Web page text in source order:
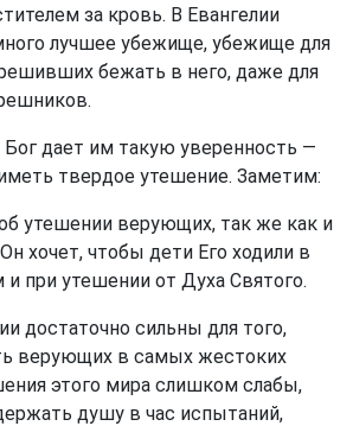
за кровь. В Евангелии
лучшее убежище, убежище для
бежать в него, даже для
дает им такую уверенность —
твердое утешение. Заметим:
об утешении верующих, так же как и
хочет, чтобы дети Его ходили в
и при утешении от Духа Святого.
достаточно сильны для того,
верующих в самых жестоких
этого мира слишком слабы,
душу в час испытаний,